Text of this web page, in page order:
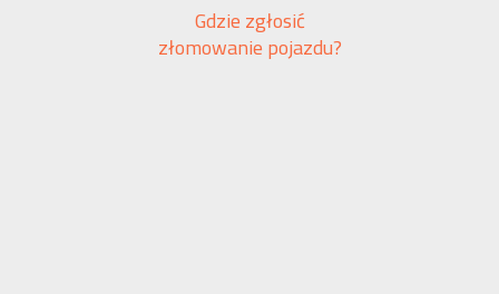
Gdzie zgłosić
złomowanie pojazdu?